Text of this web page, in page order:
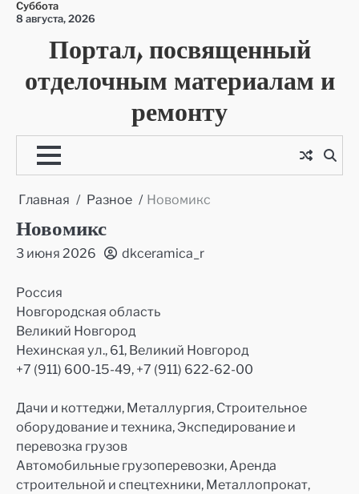
Перейти
содержимому
Суббота
8 августа, 2026
Портал, посвященный
отделочным материалам и
ремонту
Главная Разное Новомикс
Новомикс
3 июня 2026 dkceramica_r
Россия
Новгородская область
Великий Новгород
Нехинская ул., 61, Великий Новгород
+7 (911) 600-15-49, +7 (911) 622-62-00
Дачи и коттеджи, Металлургия, Строительное
оборудование и техника, Экспедирование и
перевозка грузов
Автомобильные грузоперевозки, Аренда
строительной и спецтехники, Металлопрокат,